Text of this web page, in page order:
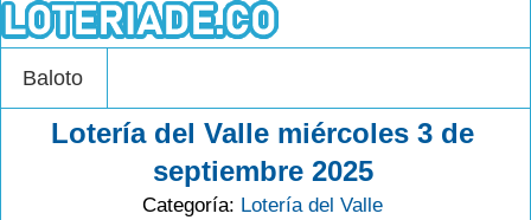
Baloto
Lotería del Valle miércoles 3 de
septiembre 2025
Categoría: Lotería del Valle